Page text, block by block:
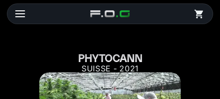
PHYTOCANN
SUISSE - 2021